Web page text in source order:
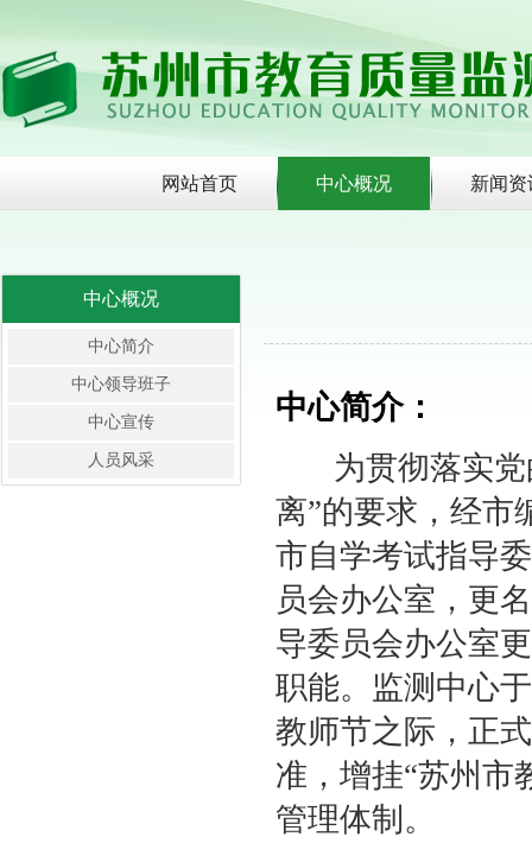
网站首页 中心概况 新闻资
中心概况
中心简介
中心领导班子
中心宣传
人员风采
中心简介：
为贯彻落实党
离”的要求，经市
市自学考试指导
员会办公室，更
导委员会办公室
职能。监测中心
教师节之际，正
准，增挂“苏州市
管理体制。